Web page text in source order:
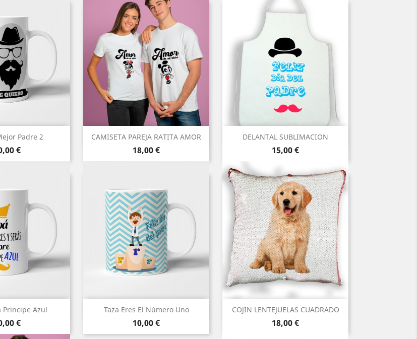
Padre 2
€
rápida CAMISETA PAREJA RATITA AMOR
Precio
18,00 €
 Vista rápida DELANTAL SUBLIMACION
Precio
15,00 €
Vista rápida
Principe Azul
€
rápida Taza Eres El Número Uno
Precio
10,00 €
Vista rápida COJIN LENTEJUELAS CUADRADO
Precio
18,00 €
Vista rápida